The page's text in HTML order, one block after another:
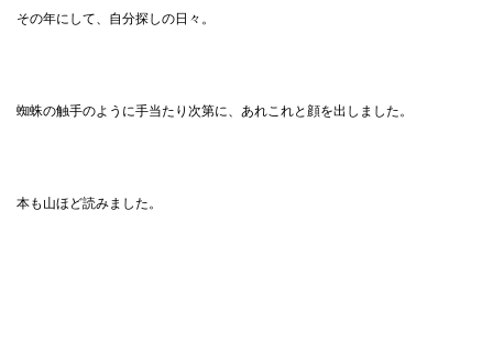
その年にして、自分探しの日々。
蜘蛛の触手のように手当たり次第に、あれこれと顔を出しました。
本も山ほど読みました。